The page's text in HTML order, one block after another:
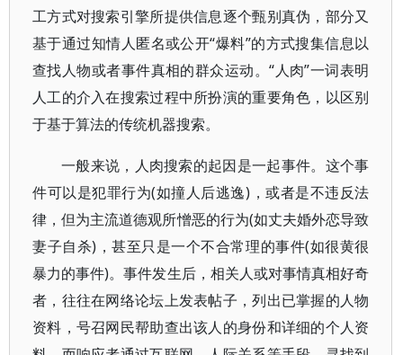
工方式对搜索引擎所提供信息逐个甄别真伪，部分又
基于通过知情人匿名或公开“爆料”的方式搜集信息以
查找人物或者事件真相的群众运动。“人肉”一词表明
人工的介入在搜索过程中所扮演的重要角色，以区别
于基于算法的传统机器搜索。
一般来说，人肉搜索的起因是一起事件。这个事
件可以是犯罪行为(如撞人后逃逸)，或者是不违反法
律，但为主流道德观所憎恶的行为(如丈夫婚外恋导致
妻子自杀)，甚至只是一个不合常理的事件(如很黄很
暴力的事件)。事件发生后，相关人或对事情真相好奇
者，往往在网络论坛上发表帖子，列出已掌握的人物
资料，号召网民帮助查出该人的身份和详细的个人资